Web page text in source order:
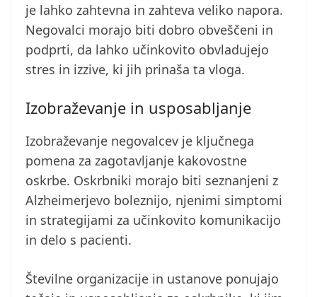
je lahko zahtevna in zahteva veliko napora.
Negovalci morajo biti dobro obveščeni in
podprti, da lahko učinkovito obvladujejo
stres in izzive, ki jih prinaša ta vloga.
Izobraževanje in usposabljanje
Izobraževanje negovalcev je ključnega
pomena za zagotavljanje kakovostne
oskrbe. Oskrbniki morajo biti seznanjeni z
Alzheimerjevo boleznijo, njenimi simptomi
in strategijami za učinkovito komunikacijo
in delo s pacienti.
Številne organizacije in ustanove ponujajo